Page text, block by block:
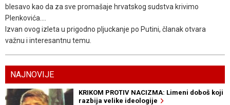
blesavo kao da za sve promašaje hrvatskog sudstva krivimo
Plenkovića....
Izvan ovog izleta u prigodno pljuckanje po Putini, članak otvara
važnu i interesantnu temu.
NAJNOVIJE
KRIKOM PROTIV NACIZMA: Limeni doboš koji
razbija velike ideologije